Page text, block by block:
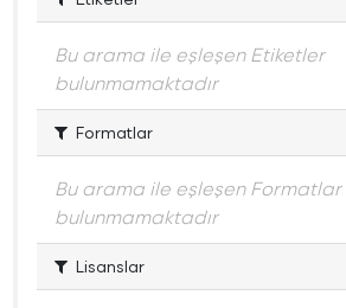
Bu arama ile eşleşen Etiketler
bulunmamaktadır
Formatlar
Bu arama ile eşleşen Formatlar
bulunmamaktadır
Lisanslar